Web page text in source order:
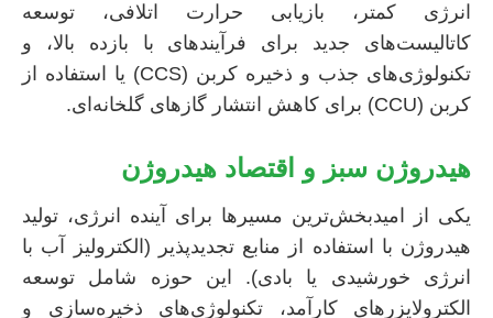
انرژی کمتر، بازیابی حرارت اتلافی، توسعه
کاتالیست‌های جدید برای فرآیندهای با بازده بالا، و
تکنولوژی‌های جذب و ذخیره کربن (CCS) یا استفاده از
کربن (CCU) برای کاهش انتشار گازهای گلخانه‌ای.
هیدروژن سبز و اقتصاد هیدروژن
یکی از امیدبخش‌ترین مسیرها برای آینده انرژی، تولید
هیدروژن با استفاده از منابع تجدیدپذیر (الکترولیز آب با
انرژی خورشیدی یا بادی). این حوزه شامل توسعه
الکترولایزرهای کارآمد، تکنولوژی‌های ذخیره‌سازی و